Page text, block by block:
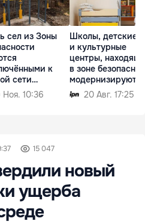
сел из Зоны
к
сети
Ноя. 10:36
Школы, детские
и культурные
центры,
в зоне
модернизируют
20 Авг. 17:25
15 047
новый
ущерба